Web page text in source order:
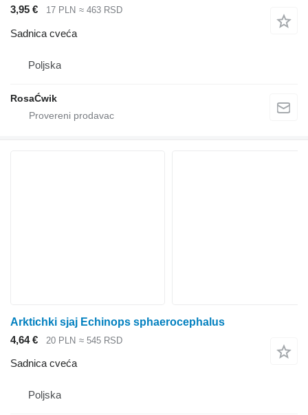
3,95 €
17 PLN ≈ 463 RSD
Sadnica cveća
Poljska
RosaĆwik
Arktichki sјaј Echinops sphaerocephalus
4,64 €
20 PLN ≈ 545 RSD
Sadnica cveća
Poljska